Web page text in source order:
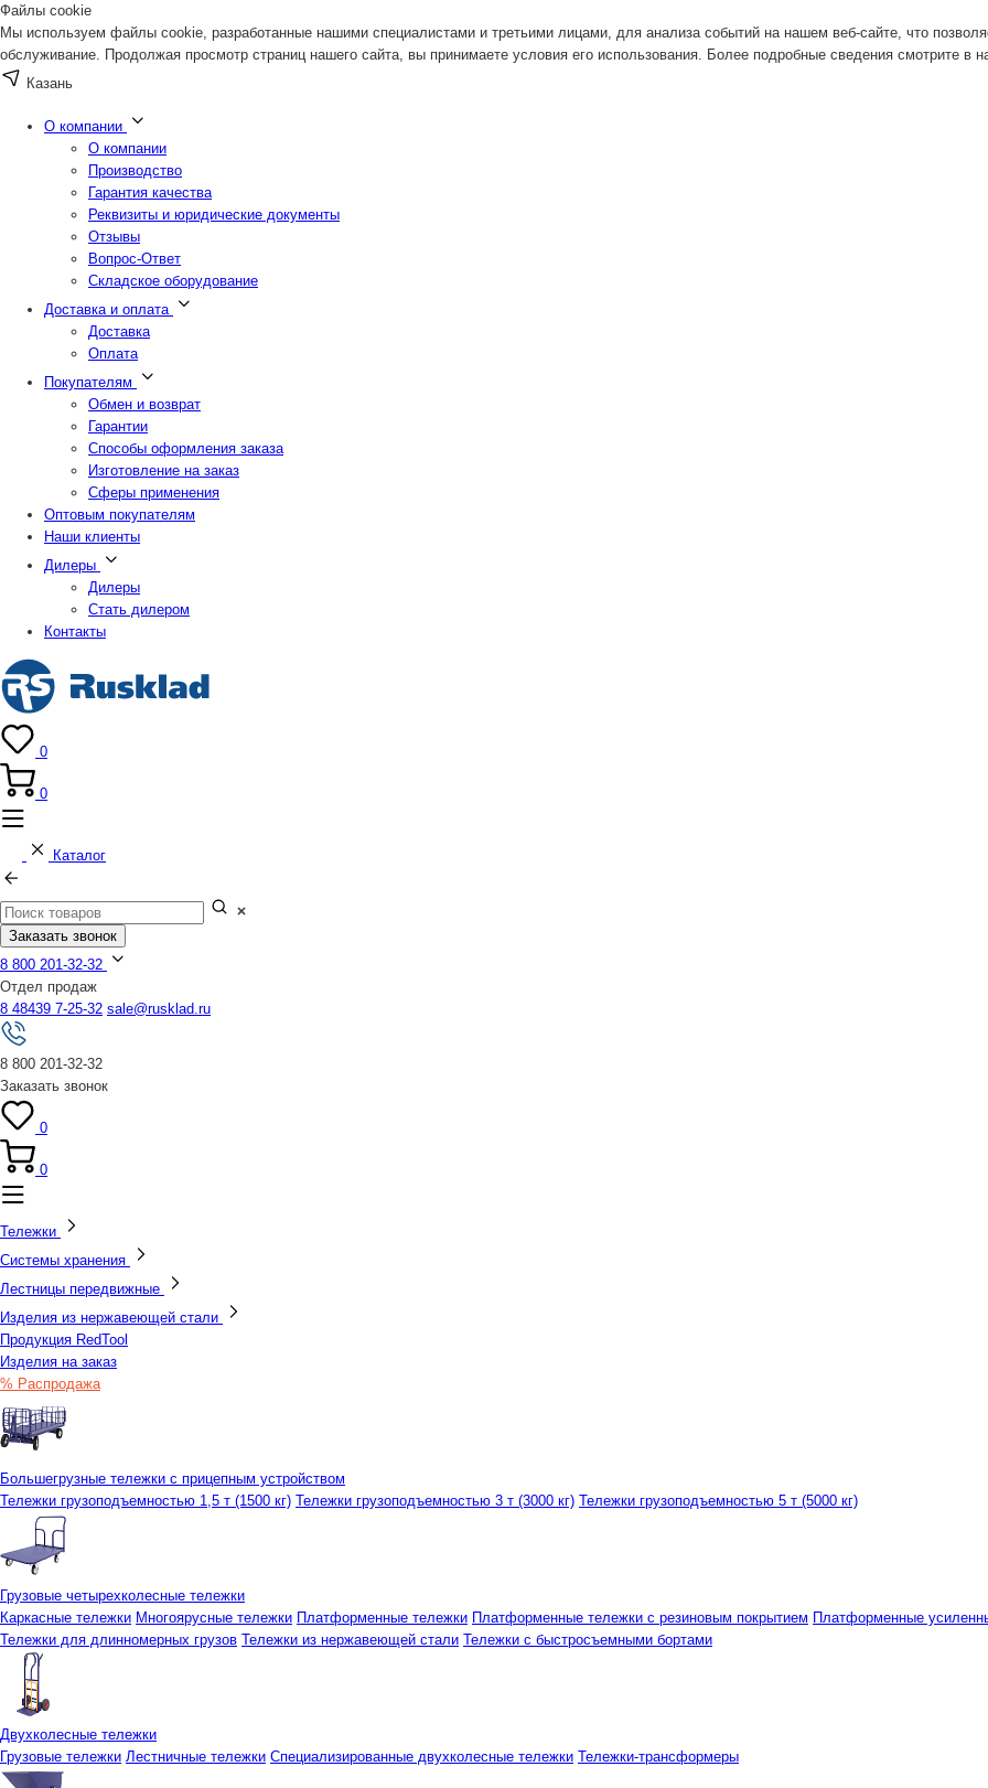
Файлы cookie
Мы используем файлы cookie, разработанные нашими специалистами и третьими лицами, для анализа событий на нашем веб-сайте, что
обслуживание. Продолжая просмотр страниц нашего сайта, вы принимаете условия его использования. Более подробные сведения смотрите в
Казань
О компании
О компании
Производство
Гарантия качества
Реквизиты и юридические документы
Отзывы
Вопрос-Ответ
Складское оборудование
Доставка и оплата
Доставка
Оплата
Покупателям
Обмен и возврат
Гарантии
Способы оформления заказа
Изготовление на заказ
Сферы применения
Оптовым покупателям
Наши клиенты
Дилеры
Дилеры
Стать дилером
Контакты
0
0
Каталог
Заказать звонок
8 800 201-32-32
Отдел продаж
8 48439 7-25-32 sale@rusklad.ru
8 800 201-32-32
Заказать звонок
0
0
Тележки
Системы хранения
Лестницы передвижные
Изделия из нержавеющей стали
Продукция RedTool
Изделия на заказ
% Распродажа
Большегрузные тележки с прицепным устройством
Тележки грузоподъемностью 1,5 т (1500 кг) Тележки грузоподъемностью 3 т (3000 кг) Тележки грузоподъемностью 5 т (5000 кг)
Грузовые четырехколесные тележки
Каркасные тележки Многоярусные тележки Платформенные тележки Платформенные тележки с резиновым покрытием Платформенные
Тележки для длинномерных грузов Тележки из нержавеющей стали Тележки с быстросъемными бортами
Двухколесные тележки
Грузовые тележки Лестничные тележки Специализированные двухколесные тележки Тележки-трансформеры